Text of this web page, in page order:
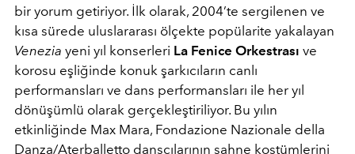
bir yorum getiriyor. İlk olarak, 2004’te sergilenen ve
kısa sürede uluslararası ölçekte popülarite yakalayan
Venezia yeni yıl konserleri La Fenice Orkestrası ve
korosu eşliğinde konuk şarkıcıların canlı
performansları ve dans performansları ile her yıl
dönüşümlü olarak gerçekleştiriliyor. Bu yılın
etkinliğinde Max Mara, Fondazione Nazionale della
Danza/Aterballetto dansçılarının sahne kostümlerini